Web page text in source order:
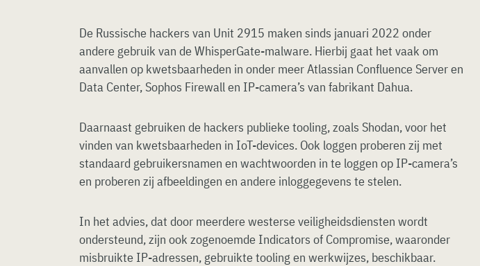
De Russische hackers van Unit 2915 maken sinds januari 2022 onder
andere gebruik van de WhisperGate-malware. Hierbij gaat het vaak om
aanvallen op kwetsbaarheden in onder meer Atlassian Confluence Server en
Data Center, Sophos Firewall en IP-camera’s van fabrikant Dahua.
Daarnaast gebruiken de hackers publieke tooling, zoals Shodan, voor het
vinden van kwetsbaarheden in IoT-devices. Ook loggen proberen zij met
standaard gebruikersnamen en wachtwoorden in te loggen op IP-camera’s
en proberen zij afbeeldingen en andere inloggegevens te stelen.
In het advies, dat door meerdere westerse veiligheidsdiensten wordt
ondersteund, zijn ook zogenoemde Indicators of Compromise, waaronder
misbruikte IP-adressen, gebruikte tooling en werkwijzes, beschikbaar.